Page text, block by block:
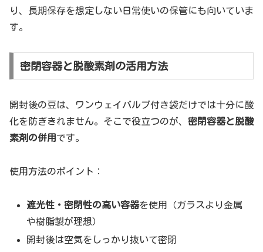
り、長期保存を想定しない日常使いの保管にも向いていま
す。
密閉容器と脱酸素剤の活用方法
開封後の豆は、ワンウェイバルブ付き袋だけでは十分に酸
化を防ぎきれません。そこで役立つのが、 密閉容器と脱酸
素剤の併用 です。
使用方法のポイント：
遮光性・密閉性の高い容器を使用（ガラスより金属
や樹脂製が理想）
開封後は空気をしっかり抜いて密閉